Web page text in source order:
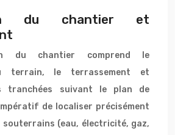
du chantier et
du chantier comprend le
terrain, le terrassement et
tranchées suivant le plan de
de localiser précisément
souterrains (eau, électricité, gaz,